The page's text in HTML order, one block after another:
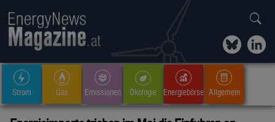
Strom Gas Emissionen Ökologie Energiebörse Allgemein